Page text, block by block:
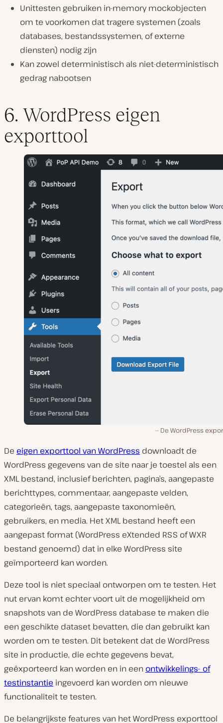
Unittesten gebruiken in-memory mockobjecten
om te voorkomen dat tragere systemen (zoals
databases, bestandssystemen, of externe
diensten) nodig zijn
Kan zowel deterministisch als niet-deterministisch
gedrag nabootsen
6. WordPress eigen
exporttool
De WordPress
De eigen exporttool van WordPress downloadt de
WordPress gegevens van de site naar je toestel als een
XML bestand, inclusief berichten, pagina’s, aangepaste
berichttypes, commentaar, aangepaste velden,
categorieën, tags, aangepaste taxonomieën,
gebruikers, en media. Het XML bestand heeft een
aangepast format (WordPress eXtended RSS of WXR
bestand genoemd) dat in elke WordPress site
geïmporteerd kan worden.
Deze tool is niet speciaal ontworpen om te testen. Het
nut ervan komt echter voort uit de mogelijkheid om
snapshots van de WordPress database te maken die
een geschikte dataset bevatten, die dan gebruikt kan
worden om te testen. Dit betekent dat de WordPress
site in productie, die echte gegevens bevat,
geëxporteerd kan worden en in een ontwikkelings- of
testinstantie ingevoerd kan worden om nieuwe
functionaliteit te testen.
De belangrijkste features van het WordPress exporttool